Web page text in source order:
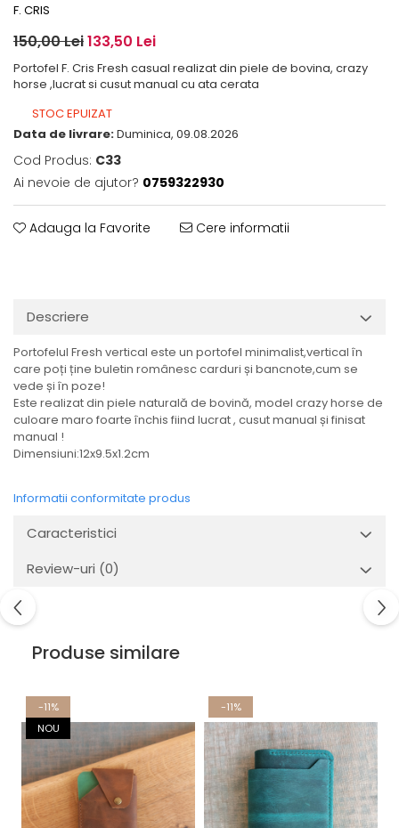
F. CRIS
150,00 Lei133,50 Lei
Portofel F. Cris Fresh casual realizat din piele de bovina, crazy
horse ,lucrat si cusut manual cu ata cerata
STOC EPUIZAT
Data de livrare:Duminica, 09.08.2026
Cod Produs: C33
Ai nevoie de ajutor? 0759322930
Adauga la Favorite Cere informatii
Descriere
Portofelul Fresh vertical este un portofel minimalist,vertical în
care poți ține buletin românesc carduri și bancnote,cum se
vede și în poze!
Este realizat din piele naturală de bovină, model crazy horse de
culoare maro foarte închis fiind lucrat , cusut manual și finisat
manual !
Dimensiuni:12x9.5x1.2cm
Informatii conformitate produs
Caracteristici
Review-uri (0)
Produse similare
-11%
NOU
-11%